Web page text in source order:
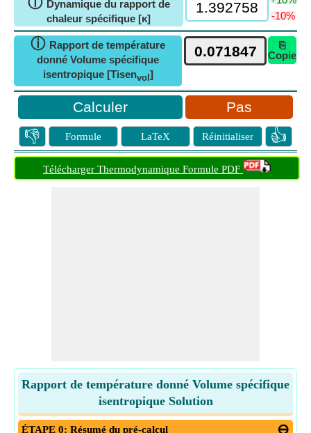
Dynamique du rapport de
chaleur spécifique [κ]
-10%
ⓘ Rapport de température
donné Volume spécifique
isentropique [Tisenvol ]
⎘
Copie
Pas
👎 Formule LaTeX Réinitialiser 👍
Télécharger Thermodynamique Formule PDF
Rapport de température donné Volume spécifique
isentropique Solution
ÉTAPE 0: Résumé du pré-calcul